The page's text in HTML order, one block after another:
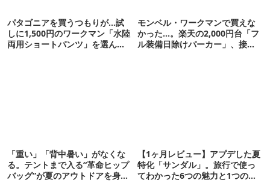
パタゴニアを買うつもりが…試
しに1,500円のワークマン「水陸
両用ショートパンツ」を選んだ
モンベル・ワークマンで買えな
かった…。楽天の2,000円台「フ
ル装備日除けパーカー」、接触
「重い」「背中暑い」がなくな
る。テントまで入る“革命ヒップ
バッグ”が夏のアウトドアを身軽
【1ヶ月レビュー】アプデした夏
特化「サンダル」。旅行で使っ
てわかった6つの魅力と1つの注